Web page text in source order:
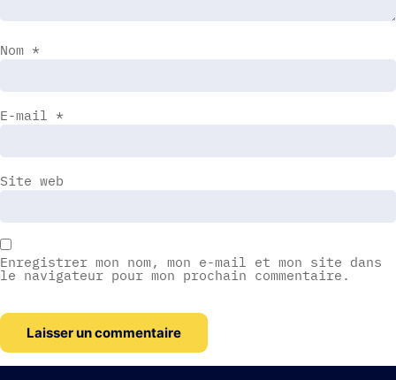
Nom *
E-mail *
Site web
Enregistrer mon nom, mon e-mail et mon site dans
le navigateur pour mon prochain commentaire.